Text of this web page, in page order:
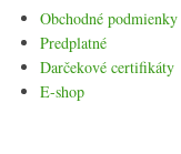
Obchodné podmienky
Predplatné
Darčekové certifikáty
E-shop